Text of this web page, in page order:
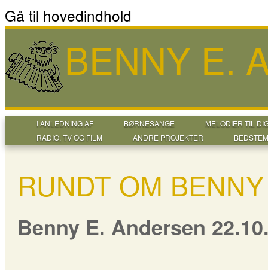
Gå til hovedindhold
BENNY E.
I ANLEDNING AF BØRNESANGE
MELODIER TIL
RADIO, TV OG FILM
ANDRE PROJEKTER
RUNDT OM BENNY
Benny E. Andersen